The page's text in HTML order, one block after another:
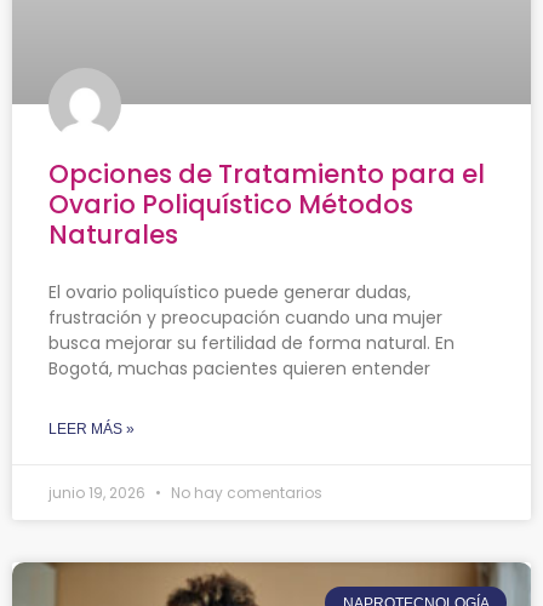
Opciones de Tratamiento para el
Ovario Poliquístico Métodos
Naturales
El ovario poliquístico puede generar dudas,
frustración y preocupación cuando una mujer
busca mejorar su fertilidad de forma natural. En
Bogotá, muchas pacientes quieren entender
LEER MÁS »
junio 19, 2026 No hay comentarios